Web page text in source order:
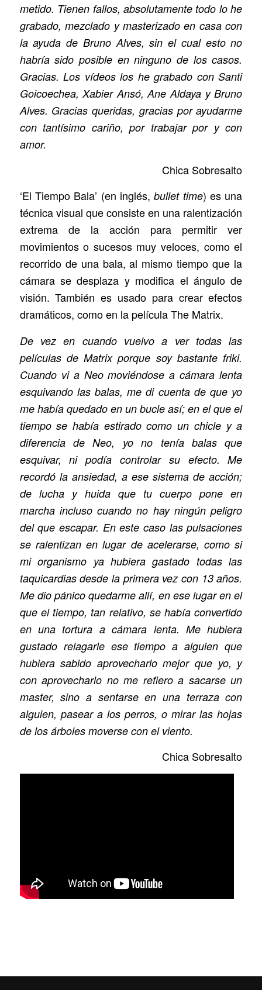
metido. Tienen fallos, absolutamente todo lo he
grabado, mezclado y masterizado en casa con
la ayuda de Bruno Alves, sin el cual esto no
habría sido posible en ninguno de los casos.
Gracias. Los vídeos los he grabado con Santi
Goicoechea, Xabier Ansó, Ane Aldaya y Bruno
Alves. Gracias queridas, gracias por ayudarme
con tantísimo cariño, por trabajar por y con
amor.
Chica Sobresalto
‘El Tiempo Bala’ (en inglés,bullet time) es una
técnica visual que consiste en una ralentización
extrema de la acción para permitir ver
movimientos o sucesos muy veloces, como el
recorrido de una bala, al mismo tiempo que la
cámara se desplaza y modifica el ángulo de
visión. También es usado para crear efectos
dramáticos, como en la película The Matrix.
De vez en cuando vuelvo a ver todas las
películas de Matrix porque soy bastante friki.
Cuando vi a Neo moviéndose a cámara lenta
esquivando las balas, me di cuenta de que yo
me había quedado en un bucle así; en el que el
tiempo se había estirado como un chicle y a
diferencia de Neo, yo no tenía balas que
esquivar, ni podía controlar su efecto. Me
recordó la ansiedad, a ese sistema de acción;
de lucha y huida que tu cuerpo pone en
marcha incluso cuando no hay ningún peligro
del que escapar. En este caso las pulsaciones
se ralentizan en lugar de acelerarse, como si
mi organismo ya hubiera gastado todas las
taquicardias desde la primera vez con 13 años.
Me dio pánico quedarme allí, en ese lugar en el
que el tiempo, tan relativo, se había convertido
en una tortura a cámara lenta. Me hubiera
gustado relagarle ese tiempo a alguien que
hubiera sabido aprovecharlo mejor que yo, y
con aprovecharlo no me refiero a sacarse un
master, sino a sentarse en una terraza con
alguien, pasear a los perros, o mirar las hojas
de los árboles moverse con el viento.
Chica Sobresalto